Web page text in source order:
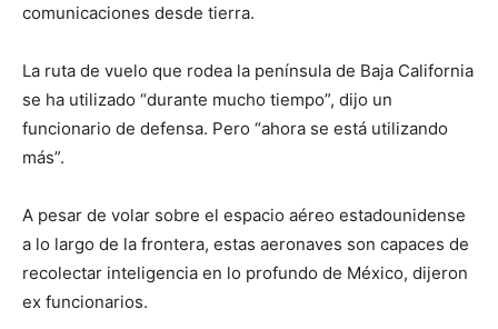
comunicaciones desde tierra.
La ruta de vuelo que rodea la península de Baja California
se ha utilizado “durante mucho tiempo”, dijo un
funcionario de defensa. Pero “ahora se está utilizando
más”.
A pesar de volar sobre el espacio aéreo estadounidense
a lo largo de la frontera, estas aeronaves son capaces de
recolectar inteligencia en lo profundo de México, dijeron
ex funcionarios.